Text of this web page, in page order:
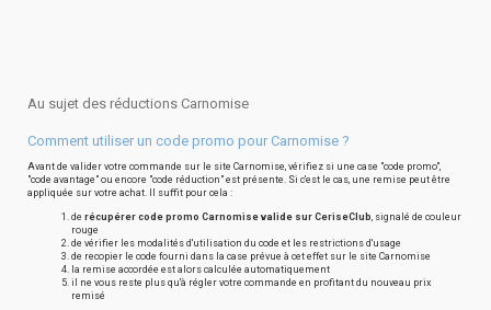
Au sujet des réductions Carnomise
Comment utiliser un code promo pour Carnomise ?
Avant de valider votre commande sur le site Carnomise, vérifiez si une case "code promo",
"code avantage" ou encore "code réduction" est présente. Si c'est le cas, une remise peut être
appliquée sur votre achat. Il suffit pour cela :
de récupérer code promo Carnomise valide sur CeriseClub, signalé de couleur
rouge
de vérifier les modalités d'utilisation du code et les restrictions d'usage
de recopier le code fourni dans la case prévue à cet effet sur le site Carnomise
la remise accordée est alors calculée automatiquement
il ne vous reste plus qu'à régler votre commande en profitant du nouveau prix
remisé